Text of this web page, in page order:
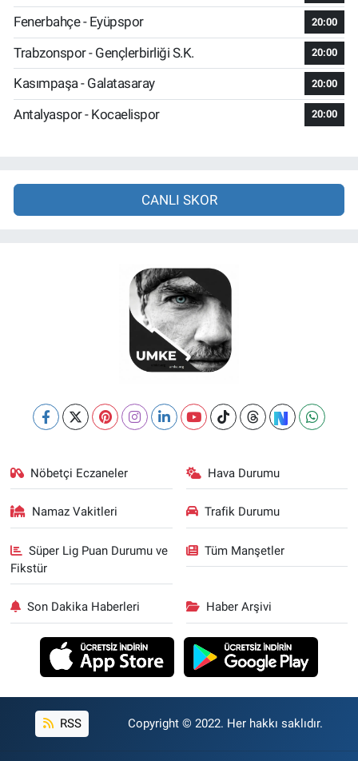
Fenerbahçe - Eyüpspor 20:00
Trabzonspor - Gençlerbirliği S.K. 20:00
Kasımpaşa - Galatasaray 20:00
Antalyaspor - Kocaelispor 20:00
CANLI SKOR
Nöbetçi Eczaneler Hava Durumu
Namaz Vakitleri Trafik Durumu
Süper Lig Puan Durumu ve
Fikstür
Tüm Manşetler
Son Dakika Haberleri Haber Arşivi
RSS Copyright © 2022. Her hakkı saklıdır.